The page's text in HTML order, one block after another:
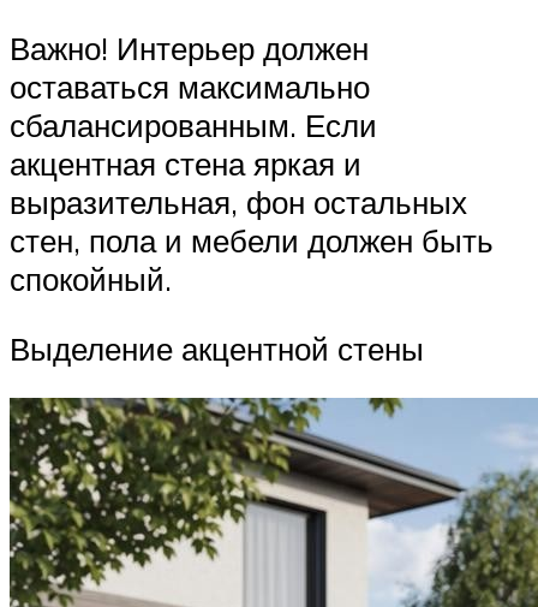
Важно! Интерьер должен
оставаться максимально
сбалансированным. Если
акцентная стена яркая и
выразительная, фон остальных
стен, пола и мебели должен быть
спокойный.
Выделение акцентной стены